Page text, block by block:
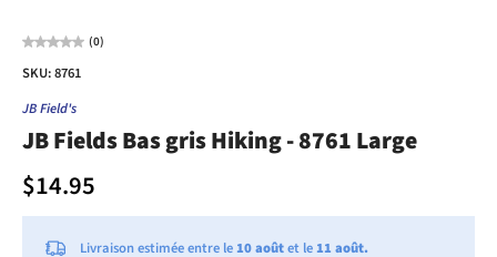
(0)
SKU: 8761
JB Field's
JB Fields Bas gris Hiking - 8761 Large
$14.95
Livraison estimée entre le10 aoûtet le11 août.